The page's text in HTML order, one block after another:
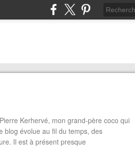
Kerhervé, mon grand-père coco qui
blog évolue au fil du temps, des
Il est à présent presque